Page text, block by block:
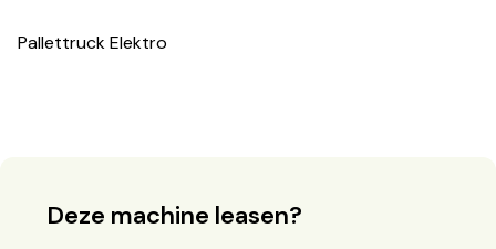
Pallettruck Elektro
Deze machine leasen?